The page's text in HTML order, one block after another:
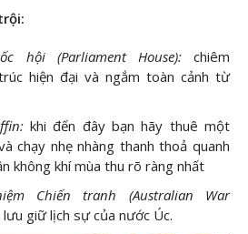
hội (Parliament House):
chiêm
hiện đại và ngắm toàn cảnh từ
khi đến đây bạn hãy thuê một
chạy nhẹ nhàng thanh thoả quanh
không khí mùa thu rõ ràng nhất
Chiến tranh (Australian War
lưu giữ lịch sự của nước Úc.